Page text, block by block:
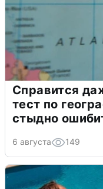
Справится
тест по
стыдно
6 августа 149